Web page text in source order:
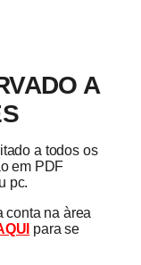
A
a todos os
em PDF
pc.
conta na àrea
para se